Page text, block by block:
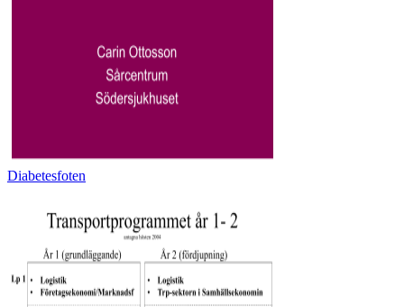
Diabetesfoten